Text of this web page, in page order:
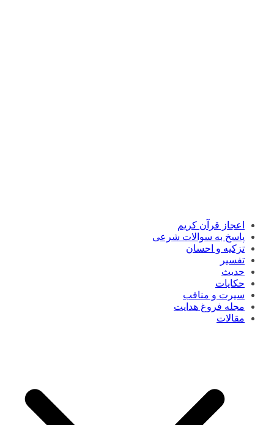
اعجاز قرآن کریم
پاسخ به سوالات شرعی
تزکیه و احسان
تفسیر
حدیث
حکایات
سیرت و منافب
مجله فروغ هدایت
مقالات